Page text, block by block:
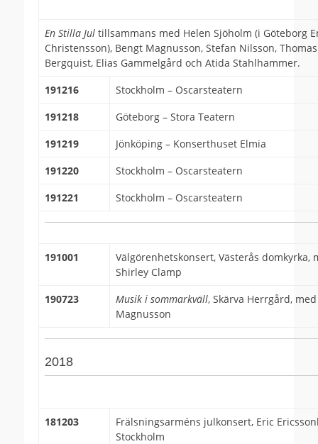
En Stilla Jul tillsammans med Helen Sjöholm (i Göteborg
Christensson), Bengt Magnusson, Stefan Nilsson, Thomas
Bergquist, Elias Gammelgård och Atida Stahlhammer.
191216
Stockholm – Oscarsteatern
191218
Göteborg – Stora Teatern
191219
Jönköping – Konserthuset Elmia
191220
Stockholm – Oscarsteatern
191221
Stockholm – Oscarsteatern
191001
Välgörenhetskonsert, Västerås domkyrka,
Shirley Clamp
190723
Musik i sommarkväll, Skärva Herrgård,
Magnusson
2018
181203
Frälsningsarméns julkonsert, Eric
Stockholm